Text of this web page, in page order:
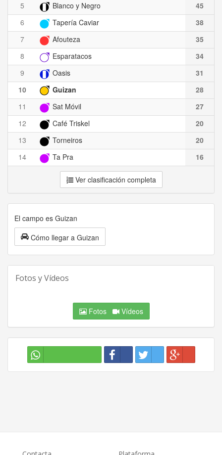
5
Blanco y Negro
45
6
Tapería Caviar
38
7
Afouteza
35
8
Esparatacos
34
9
Oasis
31
10
Guizan
28
11
Sat Móvil
27
12
Café Triskel
20
13
Torneiros
20
14
Ta Pra 16
Ver clasificación completa
El campo es Guizan
Cómo llegar a Guizan
Fotos y Vídeos
Fotos Vídeos